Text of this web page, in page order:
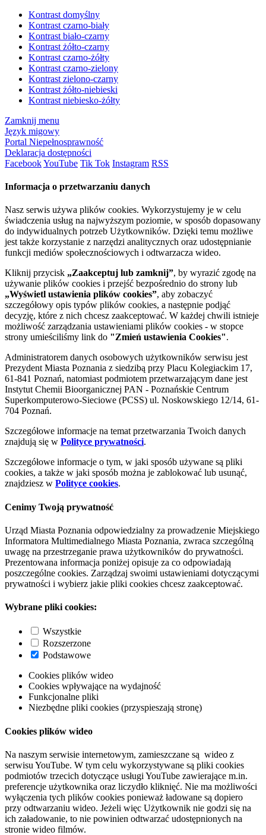
Kontrast domyślny
Kontrast czarno-biały
Kontrast biało-czarny
Kontrast żółto-czarny
Kontrast czarno-żółty
Kontrast czarno-zielony
Kontrast zielono-czarny
Kontrast żółto-niebieski
Kontrast niebiesko-żółty
Zamknij menu
Język migowy
Portal Niepełnosprawność
Deklaracja dostępności
FacebookYouTube Tik Tok Instagram RSS
Informacja o przetwarzaniu danych
Nasz serwis używa plików cookies. Wykorzystujemy je w celu
świadczenia usług na najwyższym poziomie, w sposób dopasowany
do indywidualnych potrzeb Użytkowników. Dzięki temu możliwe
jest także korzystanie z narzędzi analitycznych oraz udostępnianie
funkcji mediów społecznościowych i odtwarzacza wideo.
Kliknij przycisk „Zaakceptuj lub zamknij”, by wyrazić zgodę na
używanie plików cookies i przejść bezpośrednio do strony lub
„Wyświetl ustawienia plików cookies”, aby zobaczyć
szczegółowy opis typów plików cookies, a następnie podjąć
decyzję, które z nich chcesz zaakceptować. W każdej chwili istnieje
możliwość zarządzania ustawieniami plików cookies - w stopce
strony umieściliśmy link do "Zmień ustawienia Cookies".
Administratorem danych osobowych użytkowników serwisu jest
Prezydent Miasta Poznania z siedzibą przy Placu Kolegiackim 17,
61-841 Poznań, natomiast podmiotem przetwarzającym dane jest
Instytut Chemii Bioorganicznej PAN - Poznańskie Centrum
Superkomputerowo-Sieciowe (PCSS) ul. Noskowskiego 12/14, 61-
704 Poznań.
Szczegółowe informacje na temat przetwarzania Twoich danych
znajdują się w Polityce prywatności.
Szczegółowe informacje o tym, w jaki sposób używane są pliki
cookies, a także w jaki sposób można je zablokować lub usunąć,
znajdziesz w Polityce cookies.
Cenimy Twoją prywatność
Urząd Miasta Poznania odpowiedzialny za prowadzenie Miejskiego
Informatora Multimedialnego Miasta Poznania, zwraca szczególną
uwagę na przestrzeganie prawa użytkowników do prywatności.
Prezentowana informacja poniżej opisuje za co odpowiadają
poszczególne cookies. Zarządzaj swoimi ustawieniami dotyczącymi
prywatności i wybierz jakie pliki cookies chcesz zaakceptować.
Wybrane pliki cookies:
Wszystkie
Rozszerzone
Podstawowe
Cookies plików wideo
Cookies wpływające na wydajność
Funkcjonalne pliki
Niezbędne pliki cookies (przyspieszają stronę)
Cookies plików wideo
Na naszym serwisie internetowym, zamieszczane są wideo z
serwisu YouTube. W tym celu wykorzystywane są pliki cookies
podmiotów trzecich dotyczące usługi YouTube zawierające m.in.
preferencje użytkownika oraz liczydło kliknięć. Nie ma możliwości
wyłączenia tych plików cookies ponieważ ładowane są dopiero
przy odtwarzaniu wideo. Jeżeli więc Użytkownik nie godzi się na
ich załadowanie, to nie powinien odtwarzać udostępnionych na
stronie wideo filmów.